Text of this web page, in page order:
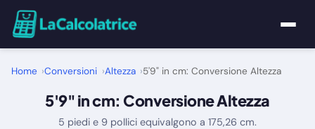
Home
Calcolatrici
Home Conversioni Altezza 5'9" in cm: Conversione Altezza
5'9" in cm: Conversione Altezza
5 piedi e 9 pollici equivalgono a 175,26 cm.